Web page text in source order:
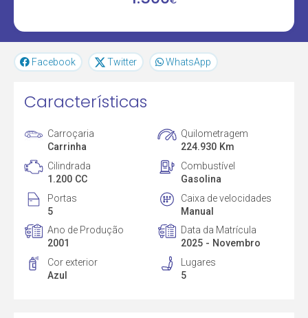
Facebook Twitter WhatsApp
Características
Carroçaria
Carrinha
Quilometragem
224.930 Km
Cilindrada
1.200 CC
Combustível
Gasolina
Portas
5
Caixa de velocidades
Manual
Ano de Produção
2001
Data da Matrícula
2025 - Novembro
Cor exterior
Azul
Lugares
5